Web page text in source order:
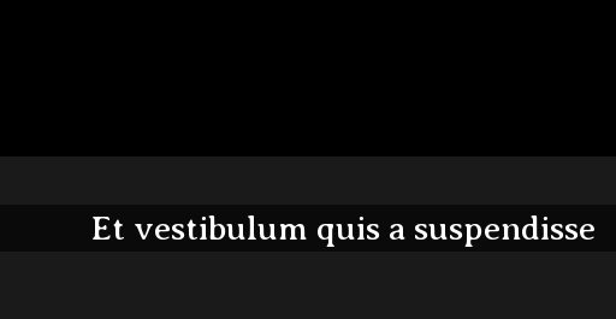
Et vestibulum quis a suspendisse